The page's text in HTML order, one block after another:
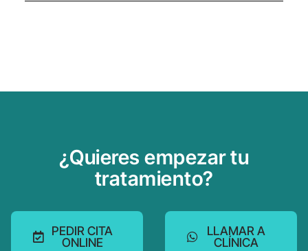
¿Quieres empezar tu
tratamiento?
PEDIR CITA
ONLINE
LLAMAR A
CLÍNICA